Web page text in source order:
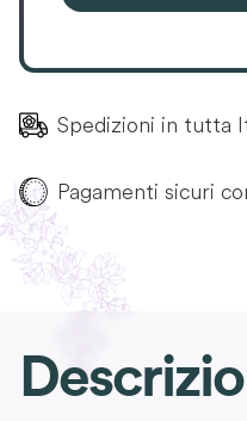
Spedizioni in tutta
Pagamenti sicuri